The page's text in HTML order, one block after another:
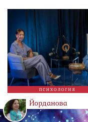
ПСИХОЛОГИЯ
Йорданова